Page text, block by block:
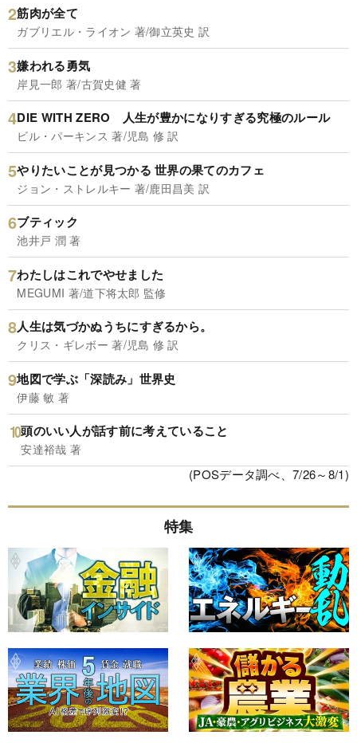
筋肉が全て
ガブリエル・ライオン 著/御立英史 訳
嫌われる勇気
岸見一郎 著/古賀史健 著
DIE WITH ZERO 人生が豊かになりすぎる究極のルール
ビル・パーキンス 著/児島 修 訳
やりたいことが見つかる 世界の果てのカフェ
ジョン・ストレルキー 著/鹿田昌美 訳
ブティック
池井戸 潤 著
わたしはこれでやせました
MEGUMI 著/道下将太郎 監修
人生は気づかぬうちにすぎるから。
クリス・ギレボー 著/児島 修 訳
地図で学ぶ「深読み」世界史
伊藤 敏 著
頭のいい人が話す前に考えていること
安達裕哉 著
(POSデータ調べ、7/26～8/1)
特集